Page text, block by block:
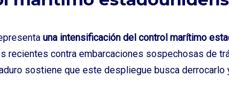
una intensificación del control marítimo
recientes contra embarcaciones sospechosas de
sostiene que este despliegue busca